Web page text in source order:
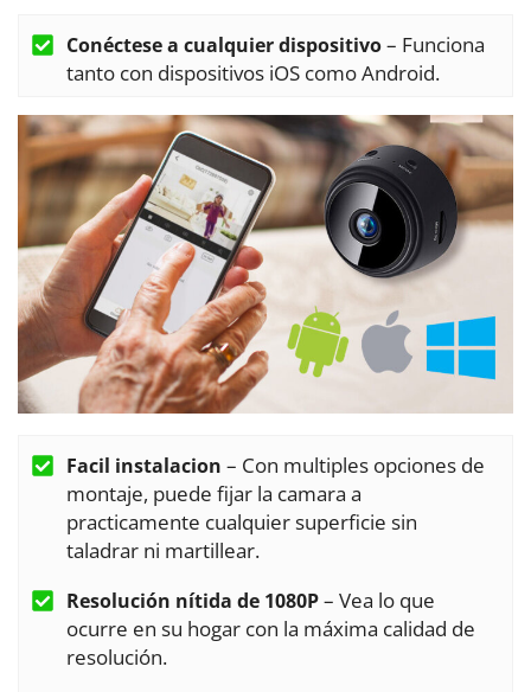
Conéctese a cualquier dispositivo– Funciona
tanto con dispositivos iOS como Android.
Facil instalacion – Con multiples opciones de
montaje, puede fijar la camara a
practicamente cualquier superficie sin
taladrar ni martillear.
Resolución nítida de 1080P– Vea lo que
ocurre en su hogar con la máxima calidad de
resolución.